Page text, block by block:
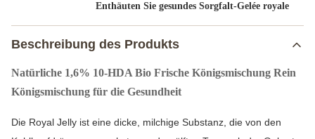
Enthäuten Sie gesundes Sorgfalt-Gelée royale
Beschreibung des Produkts
Natürliche 1,6% 10-HDA Bio Frische Königsmischung Rein
Königsmischung für die Gesundheit
Die Royal Jelly ist eine dicke, milchige Substanz, die von den